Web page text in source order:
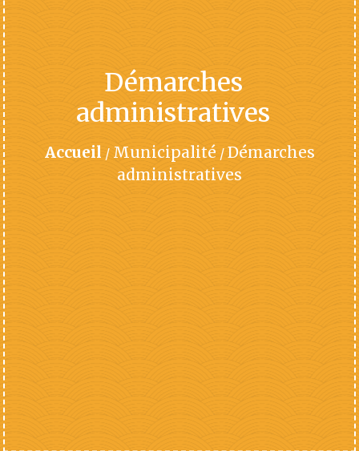
Démarches
administratives
Accueil / Municipalité / Démarches
administratives